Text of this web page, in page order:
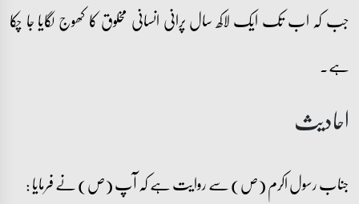
جب کہ اب تک ایک لاکھ سال پرانی انسانی مخلوق کا کھوج لگایا جا چکا
ہے۔
احادیث
جناب رسول اکرم (ص) سے روایت ہے کہ آپ (ص) نے فرمایا :